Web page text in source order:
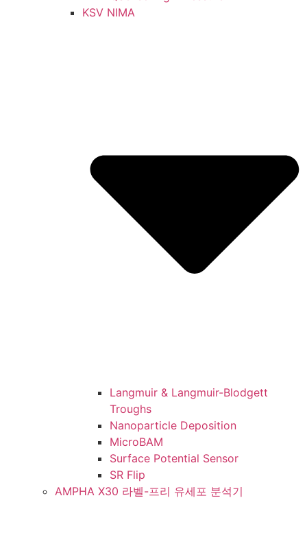
KSV NIMA
Langmuir & Langmuir-Blodgett
Troughs
Nanoparticle Deposition
MicroBAM
Surface Potential Sensor
SR Flip
AMPHA X30 라벨-프리 유세포 분석기